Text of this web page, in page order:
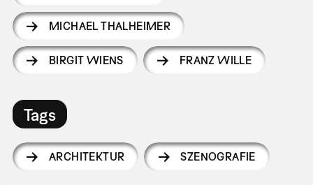
MICHAEL THALHEIMER
BIRGIT WIENS FRANZ WILLE
Tags
ARCHITEKTUR SZENOGRAFIE